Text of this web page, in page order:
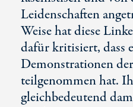
Leidenschaften
Weise hat diese
dafür kritisiert, dass
Demonstrationen
teilgenommen hat.
gleichbedeutend